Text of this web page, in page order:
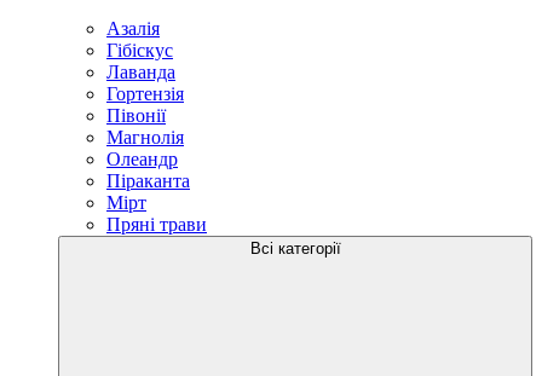
Азалія
Гібіскус
Лаванда
Гортензія
Півонії
Магнолія
Олеандр
Піраканта
Мірт
Пряні трави
Всі категорії